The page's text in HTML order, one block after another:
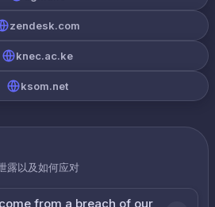
zendesk.com
knec.ac.ke
ksom.net
露以及如何应对
from a breach of our